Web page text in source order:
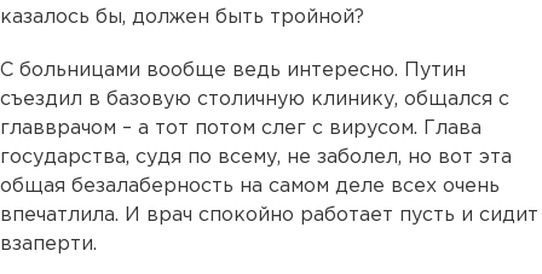
казалось бы, должен быть тройной?
С больницами вообще ведь интересно. Путин
съездил в базовую столичную клинику, общался с
главврачом – а тот потом слег с вирусом. Глава
государства, судя по всему, не заболел, но вот эта
общая безалаберность на самом деле всех очень
впечатлила. И врач спокойно работает пусть и сидит
взаперти.